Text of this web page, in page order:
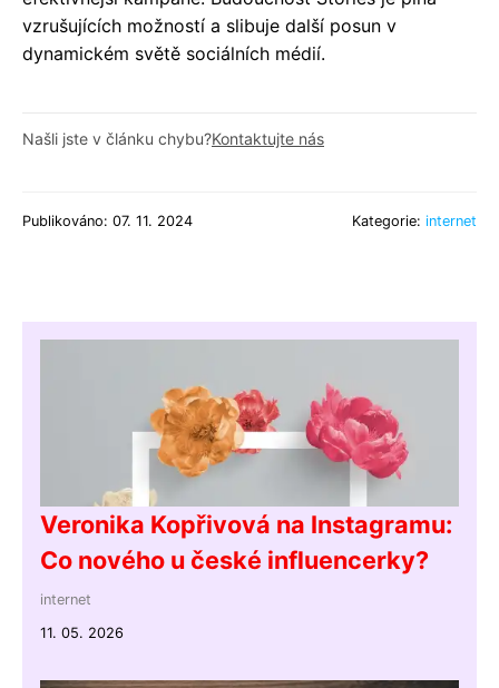
vzrušujících možností a slibuje další posun v
dynamickém světě sociálních médií.
Našli jste v článku chybu?Kontaktujte nás
Publikováno: 07. 11. 2024 Kategorie: internet
Veronika Kopřivová na Instagramu:
Co nového u české influencerky?
internet
11. 05. 2026